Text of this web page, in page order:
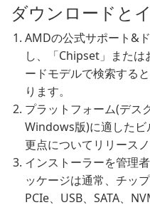
ダウンロードと
AMDの公式サポート&
し、「Chipset」また
ードモデルで検索する
ります。
プラットフォーム(デス
Windows版)に適したビ
更点についてリリース
インストーラーを管理
ッケージは通常、チッ
PCIe、USB、SATA、